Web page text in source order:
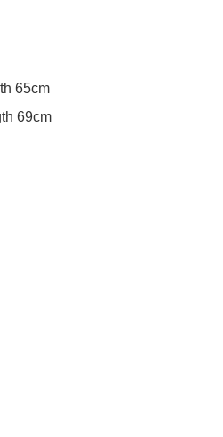
65cm
69cm